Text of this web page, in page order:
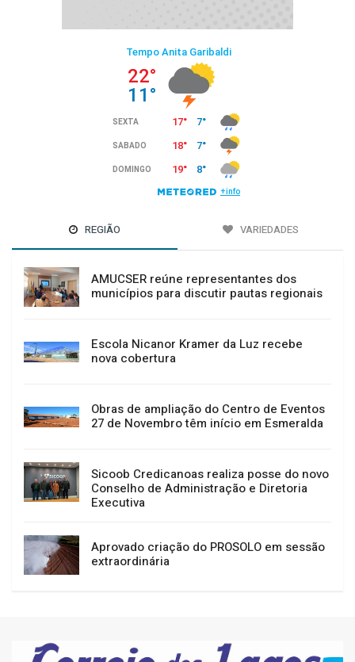
REGIÃO VARIEDADES
AMUCSER reúne representantes dos
municípios para discutir pautas regionais
Escola Nicanor Kramer da Luz recebe
nova cobertura
Obras de ampliação do Centro de Eventos
27 de Novembro têm início em Esmeralda
Sicoob Credicanoas realiza posse do novo
Conselho de Administração e Diretoria
Executiva
Aprovado criação do PROSOLO em sessão
extraordinária